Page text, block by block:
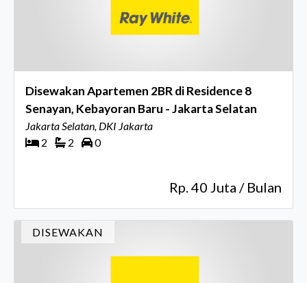
Disewakan Apartemen 2BR di Residence 8
Senayan, Kebayoran Baru - Jakarta Selatan
Jakarta Selatan, DKI Jakarta
2
2 0
Rp. 40 Juta / Bulan
DISEWAKAN